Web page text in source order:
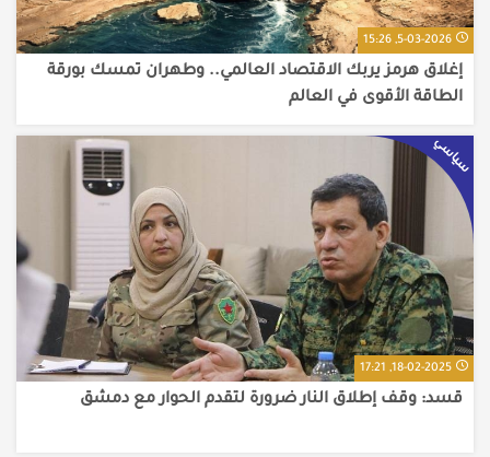
5-03-2026, 15:26
إغلاق هرمز يربك الاقتصاد العالمي.. وطهران تمسك بورقة
الطاقة الأقوى في العالم
سياسي
18-02-2025, 17:21
ق​سد: وقف إطلاق النار ضرورة لتقدم الحوار مع دمشق